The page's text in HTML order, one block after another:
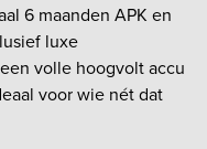
6 maanden APK en
luxe
volle hoogvolt accu
voor wie nét dat